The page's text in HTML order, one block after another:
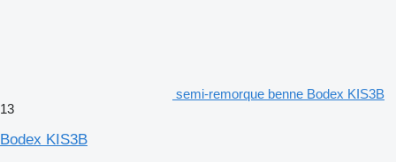
semi-remorque benne Bodex KIS3B
13
Bodex KIS3B